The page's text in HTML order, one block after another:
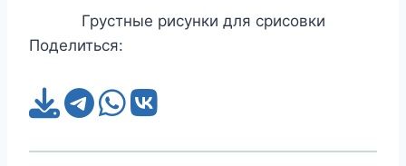
Грустные рисунки для срисовки
Поделиться: